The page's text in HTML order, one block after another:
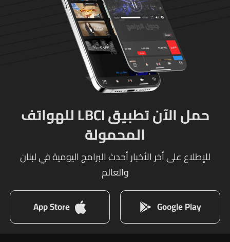
حمل الآن تطبيق LBCI للهواتف
المحمولة
للإطلاع على أخر الأخبار أحدث البرامج اليومية في لبنان
والعالم
Google Play
App Store